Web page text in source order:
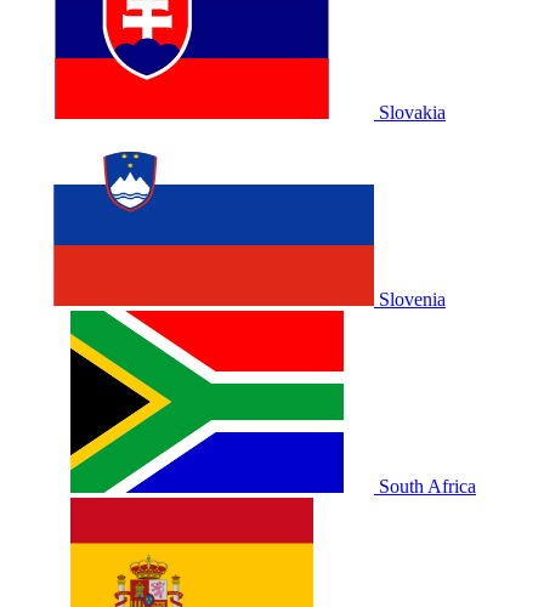
Slovakia
Slovenia
South Africa